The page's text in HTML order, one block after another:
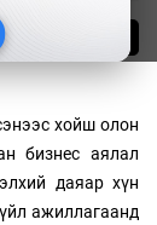
хойш олон
бизнес аялал
даяар хүн
ажиллагаанд